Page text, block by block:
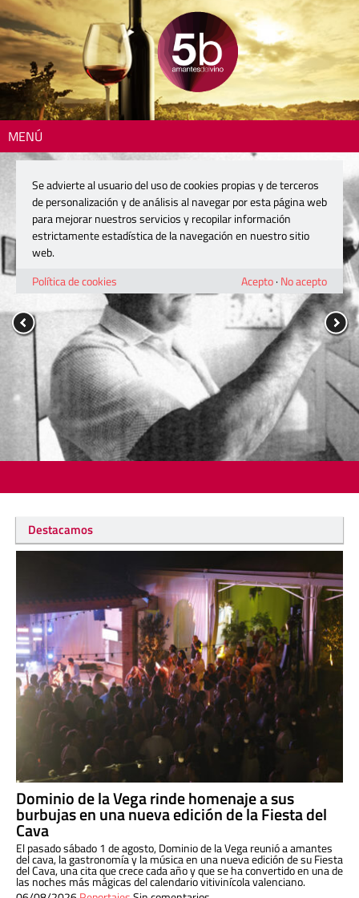
MENÚ
Destacamos
Dominio de la Vega rinde homenaje a sus
burbujas en una nueva edición de la Fiesta del
Cava
El pasado sábado 1 de agosto, Dominio de la Vega reunió a amantes
del cava, la gastronomía y la música en una nueva edición de su Fiesta
del Cava, una cita que crece cada año y que se ha convertido en una de
las noches más mágicas del calendario vitivinícola valenciano.
Se advierte al usuario del uso de cookies propias y de terceros
de personalización y de análisis al navegar por esta página web
para mejorar nuestros servicios y recopilar información
estrictamente estadística de la navegación en nuestro sitio
web.
Política de cookies
Acepto· No acepto